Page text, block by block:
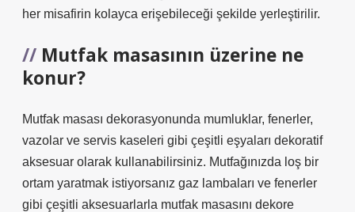
her misafirin kolayca erişebileceği şekilde yerleştirilir.
Mutfak masasının üzerine ne
konur?
Mutfak masası dekorasyonunda mumluklar, fenerler,
vazolar ve servis kaseleri gibi çeşitli eşyaları dekoratif
aksesuar olarak kullanabilirsiniz. Mutfağınızda loş bir
ortam yaratmak istiyorsanız gaz lambaları ve fenerler
gibi çeşitli aksesuarlarla mutfak masasını dekore